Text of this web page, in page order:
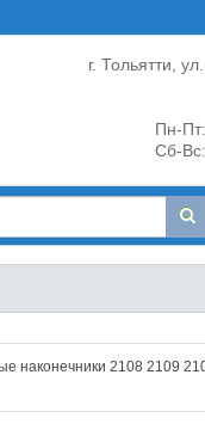
г. Тольятти,
Пн-
Сб-
наконечники 2108 2109